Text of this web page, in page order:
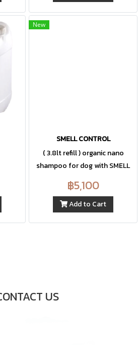
New
SMELL CONTROL
( 3.8lt refill ) organic nano
shampoo for dog with SMELL
฿5,100
Add to Cart
US